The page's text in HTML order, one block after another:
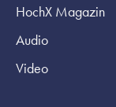
HochX Magazin
Audio
Video